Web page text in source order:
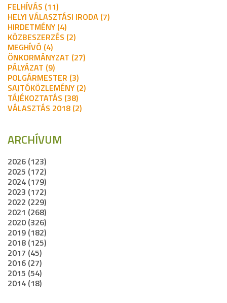
FELHÍVÁS (11)
HELYI VÁLASZTÁSI IRODA (7)
HIRDETMÉNY (4)
KÖZBESZERZÉS (2)
MEGHÍVÓ (4)
ÖNKORMÁNYZAT (27)
PÁLYÁZAT (9)
POLGÁRMESTER (3)
SAJTÓKÖZLEMÉNY (2)
TÁJÉKOZTATÁS (38)
VÁLASZTÁS 2018 (2)
ARCHÍVUM
2026 (123)
2025 (172)
2024 (179)
2023 (172)
2022 (229)
2021 (268)
2020 (326)
2019 (182)
2018 (125)
2017 (45)
2016 (27)
2015 (54)
2014 (18)